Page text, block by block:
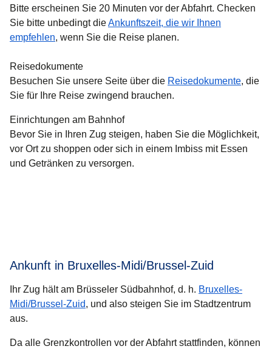
Bitte erscheinen Sie 20 Minuten vor der Abfahrt. Checken
Sie bitte unbedingt dieAnkunftszeit, die wir Ihnen
empfehlen, wenn Sie die Reise planen.
Reisedokumente
Besuchen Sie unsere Seite über die Reisedokumente, die
Sie für Ihre Reise zwingend brauchen.
Einrichtungen am Bahnhof
Bevor Sie in Ihren Zug steigen, haben Sie die Möglichkeit,
vor Ort zu shoppen oder sich in einem Imbiss mit Essen
und Getränken zu versorgen.
Ankunft in Bruxelles-Midi/Brussel-Zuid
Ihr Zug hält am Brüsseler Südbahnhof, d. h. Bruxelles-
Midi/Brussel-Zuid, und also steigen Sie im Stadtzentrum
aus.
Da alle Grenzkontrollen vor der Abfahrt stattfinden, können